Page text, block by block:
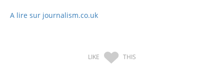
A lire sur journalism.co.uk
LIKE THIS